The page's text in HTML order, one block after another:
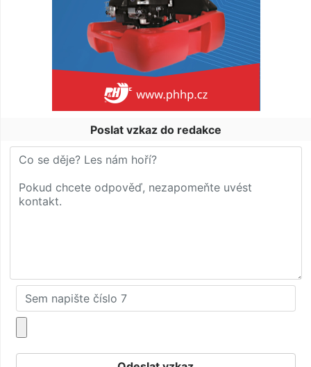
Poslat vzkaz do redakce